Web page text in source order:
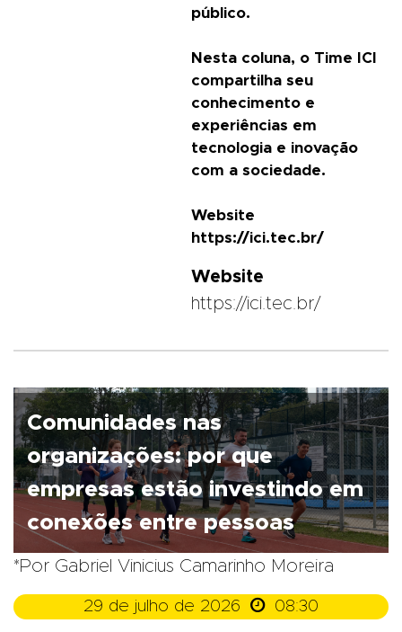
público.
Nesta coluna, o Time ICI
compartilha seu
conhecimento e
experiências em
tecnologia e inovação
com a sociedade.
Website
https://ici.tec.br/
Website
https://ici.tec.br/
Comunidades nas
organizações: por que
empresas estão investindo em
conexões entre pessoas
*Por Gabriel Vinicius Camarinho Moreira
29 de julho de 2026  08:30